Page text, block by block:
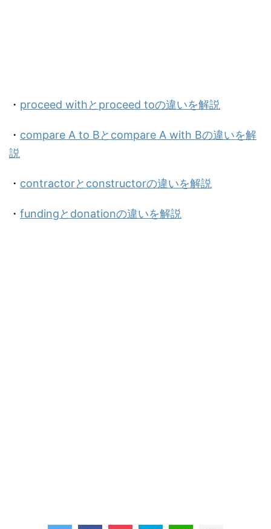
・ proceed withとproceed toの違いを解説
・ compare A to Bとcompare A with Bの違いを解
説
・ contractorとconstructorの違いを解説
・ fundingとdonationの違いを解説